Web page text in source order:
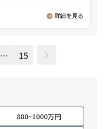
詳細を見る
… 15
800~1000万円